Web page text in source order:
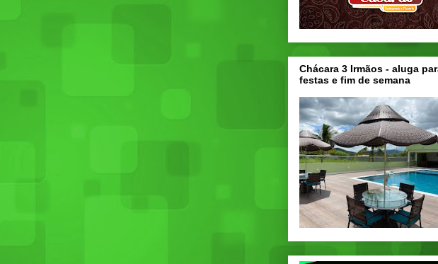
Chácara 3 Irmãos - aluga
festas e fim de semana